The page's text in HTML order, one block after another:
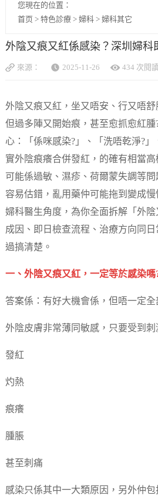
您現在的位置：
首页 > 特色診療> 婦科> 婦科其它
外陰又痕又紅係感染？深圳婦科
來源： 2025-11-26 434 次閱讀
外陰又痕又紅，坐又唔安、行又唔舒
但過多陣又開始痕，甚至愈抓愈紅
心：「係咪感染?」、「洗唔乾淨?
實外陰痕癢合併發紅，的確有相當
可能係過敏、濕疹、荷爾蒙失調等
容易估錯，亂用藥仲可能拖到變成
婦科醫生角度，為你全面拆解「外
成因、即日檢查流程、治療方向同
過搞清楚。
一、外陰又痕又紅，一定等於感染嗎
答案係：有好大機會係，但唔一定全
外陰皮膚非常薄同敏感，只要受到刺
發紅
灼熱
痕癢
腫脹
甚至刺痛
感染只係其中一大類原因，另外仲包